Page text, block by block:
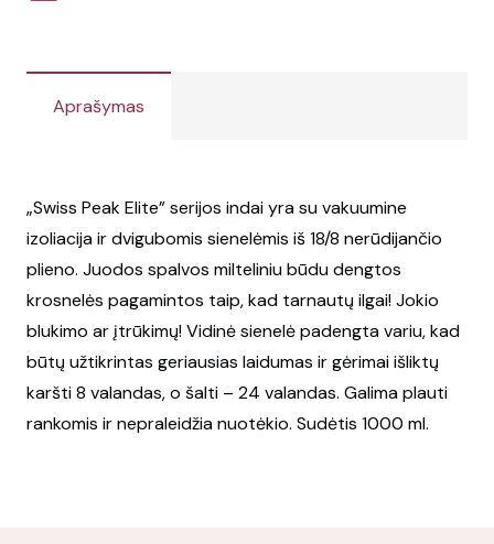
Aprašymas
„Swiss Peak Elite” serijos indai yra su vakuumine
izoliacija ir dvigubomis sienelėmis iš 18/8 nerūdijančio
plieno. Juodos spalvos milteliniu būdu dengtos
krosnelės pagamintos taip, kad tarnautų ilgai! Jokio
blukimo ar įtrūkimų! Vidinė sienelė padengta variu, kad
būtų užtikrintas geriausias laidumas ir gėrimai išliktų
karšti 8 valandas, o šalti – 24 valandas. Galima plauti
rankomis ir nepraleidžia nuotėkio. Sudėtis 1000 ml.